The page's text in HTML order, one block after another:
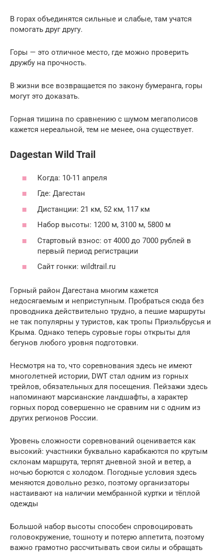
В горах объединятся сильные и слабые, там учатся
помогать друг другу.
Горы — это отличное место, где можно проверить
дружбу на прочность.
В жизни все возвращается по закону бумеранга, горы
могут это доказать.
Горная тишина по сравнению с шумом мегаполисов
кажется нереальной, тем не менее, она существует.
Dagestan Wild Trail
Когда: 10-11 апреля
Где: Дагестан
Дистанции: 21 км, 52 км, 117 км
Набор высоты: 1200 м, 3100 м, 5800 м
Стартовый взнос: от 4000 до 7000 рублей в
первый период регистрации
Сайт гонки: wildtrail.ru
Горный район Дагестана многим кажется
недосягаемым и неприступным. Пробраться сюда без
проводника действительно трудно, а пешие маршруты
не так популярны у туристов, как тропы Приэльбрусья и
Крыма. Однако теперь суровые горы открыты для
бегунов любого уровня подготовки.
Несмотря на то, что соревнования здесь не имеют
многолетней истории, DWT стал одним из горных
трейлов, обязательных для посещения. Пейзажи здесь
напоминают марсианские ландшафты, а характер
горных пород совершенно не сравним ни с одним из
других регионов России.
Уровень сложности соревнований оценивается как
высокий: участники буквально карабкаются по крутым
склонам маршрута, терпят дневной зной и ветер, а
ночью борются с холодом. Погодные условия здесь
меняются довольно резко, поэтому организаторы
настаивают на наличии мембранной куртки и тёплой
одежды
Большой набор высоты способен спровоцировать
головокружение, тошноту и потерю аппетита, поэтому
важно грамотно рассчитывать свои силы и обращать